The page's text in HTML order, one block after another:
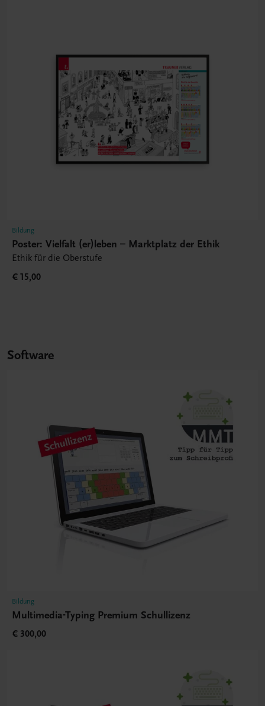
Bildung
Poster: Vielfalt (er)leben – Marktplatz der Ethik
Ethik für die Oberstufe
€ 15,00
Software
Bildung
Multimedia-Typing Premium Schullizenz
€ 300,00